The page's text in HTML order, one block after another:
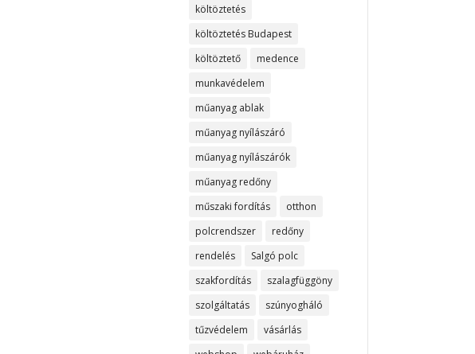
költöztetés
költöztetés Budapest
költöztető
medence
munkavédelem
műanyag ablak
műanyag nyílászáró
műanyag nyílászárók
műanyag redőny
műszaki fordítás
otthon
polcrendszer
redőny
rendelés
Salgó polc
szakfordítás
szalagfüggöny
szolgáltatás
szúnyogháló
tűzvédelem
vásárlás